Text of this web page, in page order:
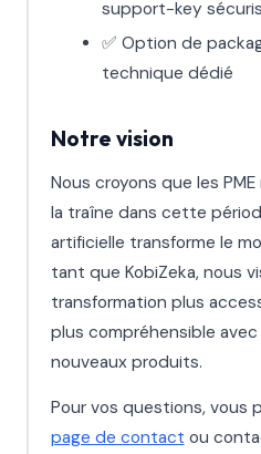
support-key
✅ Option de
technique dédié
Notre vision
Nous croyons que les
la traîne dans cette
artificielle transforme le
tant que KobiZeka, nous
transformation plus
plus compréhensible
nouveaux produits.
Pour vos questions, vous
page de contact ou